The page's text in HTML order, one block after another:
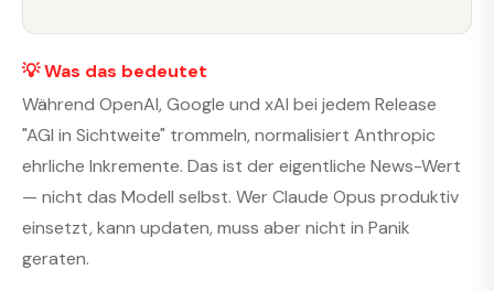
💡 Was das bedeutet
Während OpenAI, Google und xAI bei jedem Release
"AGI in Sichtweite" trommeln, normalisiert Anthropic
ehrliche Inkremente. Das ist der eigentliche News-Wert
— nicht das Modell selbst. Wer Claude Opus produktiv
einsetzt, kann updaten, muss aber nicht in Panik
geraten.